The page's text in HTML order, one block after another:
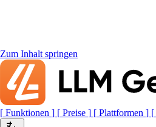
Zum Inhalt springen
[ Funktionen ] [ Preise ] [ Plattformen ] [